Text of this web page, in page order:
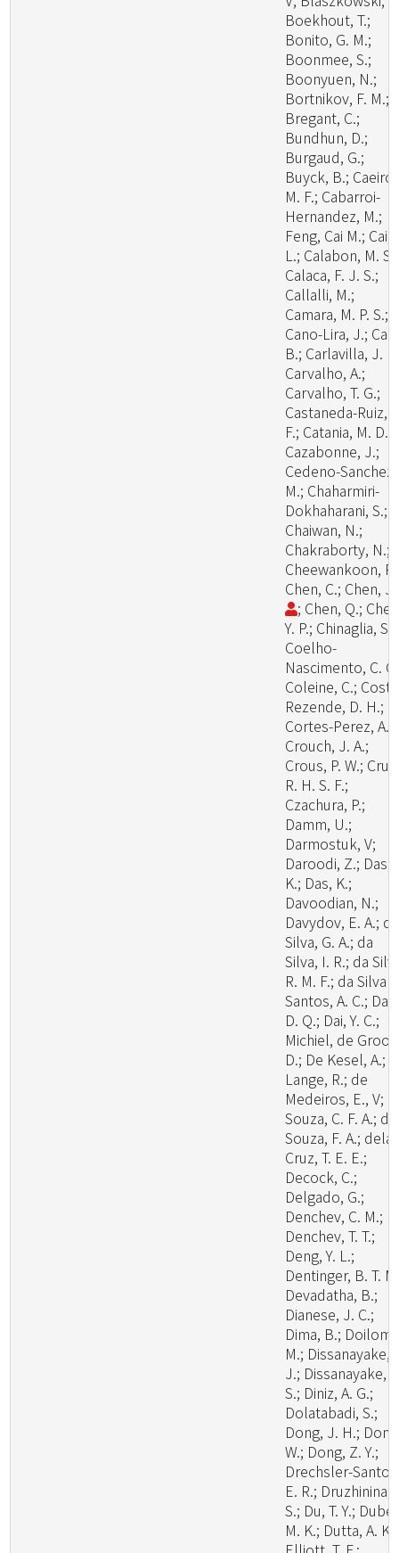
Boekhout, T.;
Bonito, G. M.;
Boonmee, S.;
Boonyuen, N.;
Bortnikov, F. M.;
Bregant, C.;
Bundhun, D.;
Burgaud, G.;
Buyck, B.; Caeiro,
M. F.; Cabarroi-
Hernandez, M.;
Feng, Cai M.; Cai,
L.; Calabon, M. S.;
Calaca, F. J. S.;
Callalli, M.;
Camara, M. P. S.;
Cano-Lira, J.;
B.; Carlavilla, J.
Carvalho, A.;
Carvalho, T. G.;
Castaneda-Ruiz,
F.; Catania, M. D.,
Cazabonne, J.;
Cedeno-Sanchez,
M.; Chaharmiri-
Dokhaharani, S.;
Chaiwan, N.;
Chakraborty, N.;
Cheewankoon,
Chen, C.; Chen,
; Chen, Q.;
Y. P.; Chinaglia, S.;
Coelho-
Nascimento, C.
Coleine, C.;
Rezende, D. H.;
Cortes-Perez, A.;
Crouch, J. A.;
Crous, P. W.;
R. H. S. F.;
Czachura, P.;
Damm, U.;
Darmostuk, V;
Daroodi, Z.; Das,
K.; Das, K.;
Davoodian, N.;
Davydov, E. A.; da
Silva, G. A.; da
Silva, I. R.; da
R. M. F.; da Silva
Santos, A. C.; Dai,
D. Q.; Dai, Y. C.;
Michiel, de Groot
D.; De Kesel, A.;
Lange, R.; de
Medeiros, E., V;
Souza, C. F. A.; de
Souza, F. A.; dela
Cruz, T. E. E.;
Decock, C.;
Delgado, G.;
Denchev, C. M.;
Denchev, T. T.;
Deng, Y. L.;
Dentinger, B. T.
Devadatha, B.;
Dianese, J. C.;
Dima, B.; Doilom,
M.; Dissanayake,
J.; Dissanayake,
S.; Diniz, A. G.;
Dolatabadi, S.;
Dong, J. H.;
W.; Dong, Z. Y.;
Drechsler-
E. R.; Druzhinina,
S.; Du, T. Y.;
M. K.; Dutta, A. K.;